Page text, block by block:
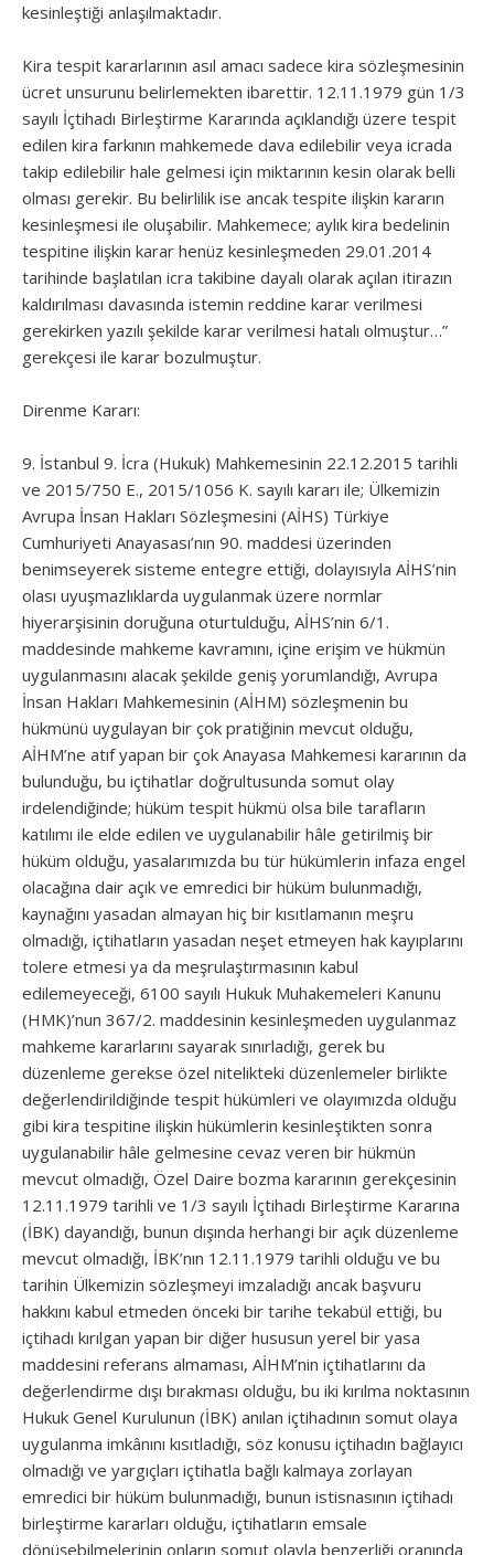
kesinleştiği anlaşılmaktadır.
Kira tespit kararlarının asıl amacı sadece kira sözleşmesinin
ücret unsurunu belirlemekten ibarettir. 12.11.1979 gün 1/3
sayılı İçtihadı Birleştirme Kararında açıklandığı üzere tespit
edilen kira farkının mahkemede dava edilebilir veya icrada
takip edilebilir hale gelmesi için miktarının kesin olarak belli
olması gerekir. Bu belirlilik ise ancak tespite ilişkin kararın
kesinleşmesi ile oluşabilir. Mahkemece; aylık kira bedelinin
tespitine ilişkin karar henüz kesinleşmeden 29.01.2014
tarihinde başlatılan icra takibine dayalı olarak açılan itirazın
kaldırılması davasında istemin reddine karar verilmesi
gerekirken yazılı şekilde karar verilmesi hatalı olmuştur…”
gerekçesi ile karar bozulmuştur.
Direnme Kararı:
9. İstanbul 9. İcra (Hukuk) Mahkemesinin 22.12.2015 tarihli
ve 2015/750 E., 2015/1056 K. sayılı kararı ile; Ülkemizin
Avrupa İnsan Hakları Sözleşmesini (AİHS) Türkiye
Cumhuriyeti Anayasası’nın 90. maddesi üzerinden
benimseyerek sisteme entegre ettiği, dolayısıyla AİHS’nin
olası uyuşmazlıklarda uygulanmak üzere normlar
hiyerarşisinin doruğuna oturtulduğu, AİHS’nin 6/1.
maddesinde mahkeme kavramını, içine erişim ve hükmün
uygulanmasını alacak şekilde geniş yorumlandığı, Avrupa
İnsan Hakları Mahkemesinin (AİHM) sözleşmenin bu
hükmünü uygulayan bir çok pratiğinin mevcut olduğu,
AİHM’ne atıf yapan bir çok Anayasa Mahkemesi kararının da
bulunduğu, bu içtihatlar doğrultusunda somut olay
irdelendiğinde; hüküm tespit hükmü olsa bile tarafların
katılımı ile elde edilen ve uygulanabilir hâle getirilmiş bir
hüküm olduğu, yasalarımızda bu tür hükümlerin infaza engel
olacağına dair açık ve emredici bir hüküm bulunmadığı,
kaynağını yasadan almayan hiç bir kısıtlamanın meşru
olmadığı, içtihatların yasadan neşet etmeyen hak kayıplarını
tolere etmesi ya da meşrulaştırmasının kabul
edilemeyeceği, 6100 sayılı Hukuk Muhakemeleri Kanunu
(HMK)’nun 367/2. maddesinin kesinleşmeden uygulanmaz
mahkeme kararlarını sayarak sınırladığı, gerek bu
düzenleme gerekse özel nitelikteki düzenlemeler birlikte
değerlendirildiğinde tespit hükümleri ve olayımızda olduğu
gibi kira tespitine ilişkin hükümlerin kesinleştikten sonra
uygulanabilir hâle gelmesine cevaz veren bir hükmün
mevcut olmadığı, Özel Daire bozma kararının gerekçesinin
12.11.1979 tarihli ve 1/3 sayılı İçtihadı Birleştirme Kararına
(İBK) dayandığı, bunun dışında herhangi bir açık düzenleme
mevcut olmadığı, İBK’nın 12.11.1979 tarihli olduğu ve bu
tarihin Ülkemizin sözleşmeyi imzaladığı ancak başvuru
hakkını kabul etmeden önceki bir tarihe tekabül ettiği, bu
içtihadı kırılgan yapan bir diğer hususun yerel bir yasa
maddesini referans almaması, AİHM’nin içtihatlarını da
değerlendirme dışı bırakması olduğu, bu iki kırılma noktasının
Hukuk Genel Kurulunun (İBK) anılan içtihadının somut olaya
uygulanma imkânını kısıtladığı, söz konusu içtihadın bağlayıcı
olmadığı ve yargıçları içtihatla bağlı kalmaya zorlayan
emredici bir hüküm bulunmadığı, bunun istisnasının içtihadı
birleştirme kararları olduğu, içtihatların emsale
dönüşebilmelerinin onların somut olayla benzerliği oranında